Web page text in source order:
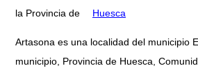
la Provincia de
Huesca
Artasona es una localidad del municipio
municipio, Provincia de Huesca,